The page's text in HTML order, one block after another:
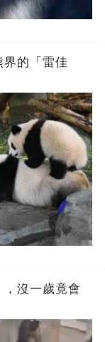
的「雷佳
沒一歲竟會